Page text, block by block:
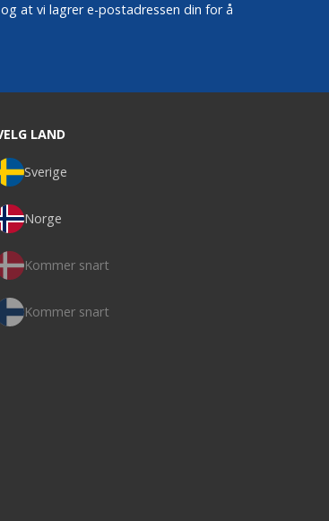
at vi lagrer e-postadressen din for å
LAND
Sverige
Norge
Kommer snart
Kommer snart